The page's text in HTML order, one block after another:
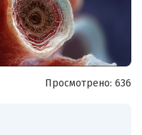
Просмотрено: 636